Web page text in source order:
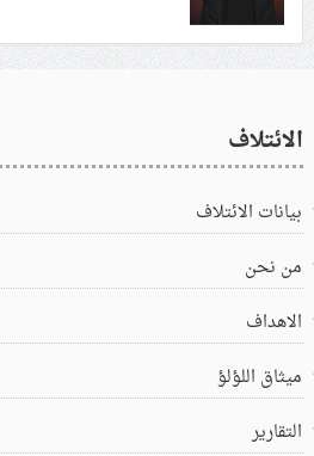
الائتلاف
بيانات الائتلاف
من نحن
الاهداف
ميثاق اللؤلؤ
التقارير